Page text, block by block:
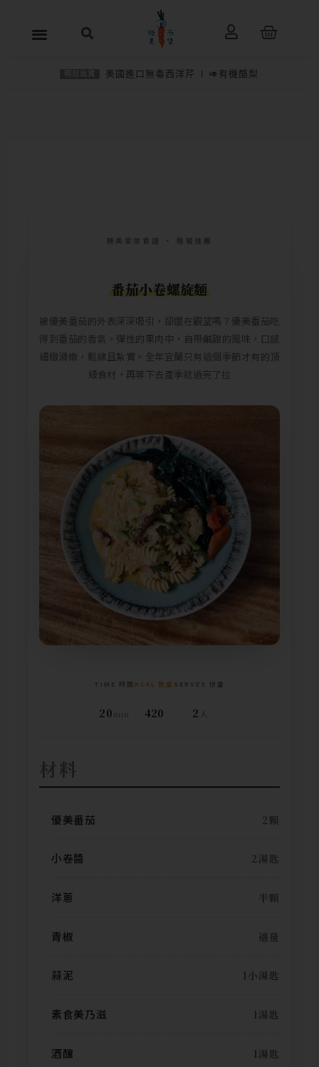
購
美國進口無毒西洋芹 🥑有機酪梨
番茄小卷螺旋麵
被優美番茄的外表深深吸引，卻還在觀望嗎？優美番茄吃
得到番茄的香氣，彈性的果肉中，自帶鹹甜的風味，口感
細緻滑嫩，鬆綿且紮實。全年宜蘭只有這個季節才有的頂
級食材，再等下去產季就過完了拉
TIME 時間
20
KCAL 熱量
420
SERVES 份量
2
材料
優美番茄 2顆
小卷醬 2湯匙
洋蔥 半顆
青椒 適量
蒜泥 1小湯匙
素食美乃滋 1湯匙
酒釀 1湯匙